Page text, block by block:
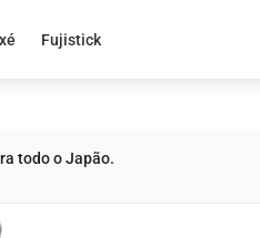
Fujistick
todo o Japão.